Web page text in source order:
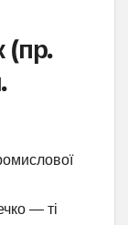
(пр.
— ті